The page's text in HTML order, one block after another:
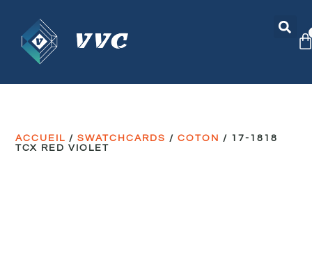
ACCUEIL /SWATCHCARDS /COTON / 17-1818
TCX RED VIOLET